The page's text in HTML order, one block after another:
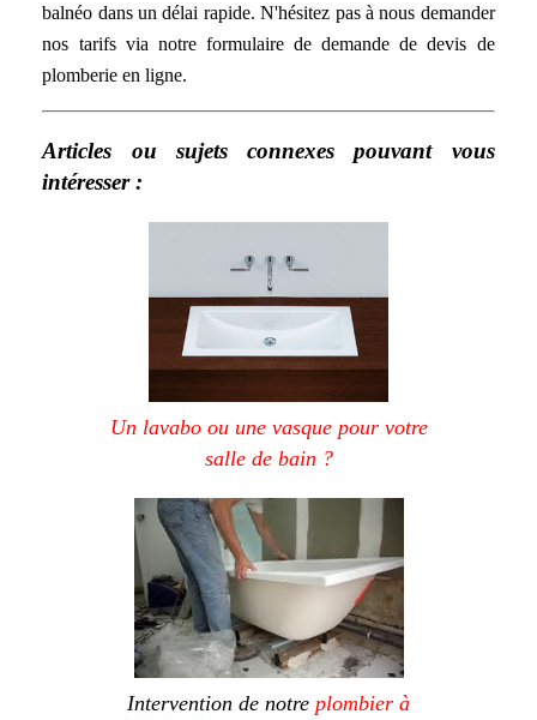
balnéo dans un délai rapide. N'hésitez pas à nous demander
nos tarifs via notre formulaire de demande de devis de
plomberie en ligne.
Articles ou sujets connexes pouvant vous
intéresser :
Un lavabo ou une vasque pour votre
salle de bain ?
Intervention de notre plombier à